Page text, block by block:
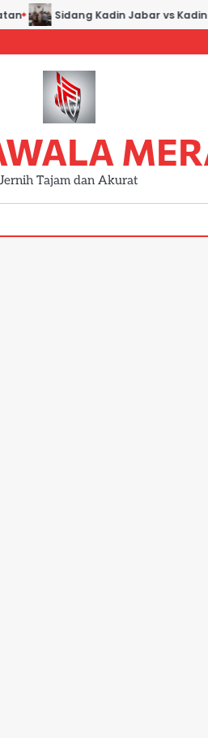
Sidang Kadin Jabar vs Kadin
Jernih Tajam dan Akurat